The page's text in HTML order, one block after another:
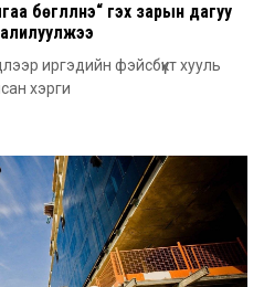
бөглүүлнэ“ гэх зарын дагуу
иргэдийн фэйсбүүкт хууль
хэрги